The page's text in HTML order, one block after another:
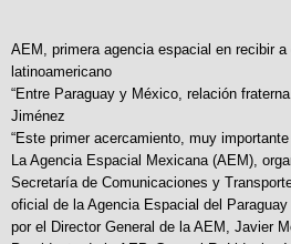
AEM, primera agencia espacial en recibir
latinoamericano
“Entre Paraguay y México, relación
Jiménez
“Este primer acercamiento, muy
La Agencia Espacial Mexicana (AEM),
Secretaría de Comunicaciones y
oficial de la Agencia Espacial del
por el Director General de la AEM, Javier